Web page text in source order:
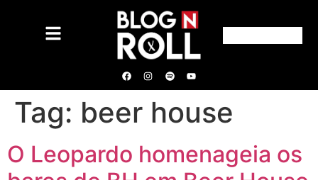
Tag: beer house
O Leopardo homenageia os